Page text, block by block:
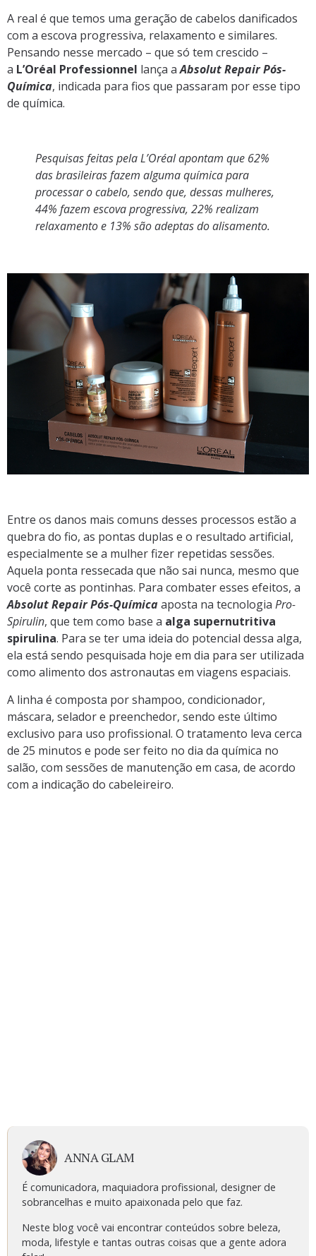
A real é que temos uma geração de cabelos danificados
com a escova progressiva, relaxamento e similares.
Pensando nesse mercado – que só tem crescido –
a L’Oréal Professionnel lança aAbsolut Repair Pós-
Química, indicada para fios que passaram por esse tipo
de química.
Pesquisas feitas pela L’Oréal apontam que 62%
das brasileiras fazem alguma química para
processar o cabelo, sendo que, dessas mulheres,
44% fazem escova progressiva, 22% realizam
relaxamento e 13% são adeptas do alisamento.
Entre os danos mais comuns desses processos estão a
quebra do fio, as pontas duplas e o resultado artificial,
especialmente se a mulher fizer repetidas sessões.
Aquela ponta ressecada que não sai nunca, mesmo que
você corte as pontinhas. Para combater esses efeitos, a
Absolut Repair Pós-Químicaaposta na tecnologia Pro-
Spirulin, que tem como base a alga supernutritiva
spirulina. Para se ter uma ideia do potencial dessa alga,
ela está sendo pesquisada hoje em dia para ser utilizada
como alimento dos astronautas em viagens espaciais.
A linha é composta por shampoo, condicionador,
máscara, selador e preenchedor, sendo este último
exclusivo para uso profissional. O tratamento leva cerca
de 25 minutos e pode ser feito no dia da química no
salão, com sessões de manutenção em casa, de acordo
com a indicação do cabeleireiro.
ANNA GLAM
É comunicadora, maquiadora profissional, designer de
sobrancelhas e muito apaixonada pelo que faz.
Neste blog você vai encontrar conteúdos sobre beleza,
moda, lifestyle e tantas outras coisas que a gente adora